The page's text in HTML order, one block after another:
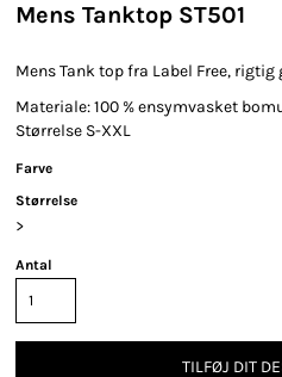
Mens Tanktop ST501
Mens Tank top fra Label Free,
Materiale: 100 % ensymvasket
Størrelse S-XXL
Farve
Størrelse
>
Antal
TILFØJ DIT